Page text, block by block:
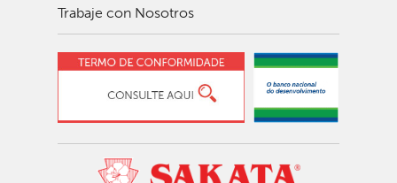
Trabaje con Nosotros